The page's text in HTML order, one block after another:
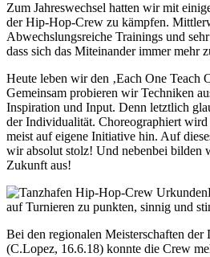
Zum Jahreswechsel hatten wir mit
der Hip-Hop-Crew zu kämpfen.
Abwechslungsreiche Trainings und
dass sich das Miteinander immer mehr
Heute leben wir den ‚Each One Teach
Gemeinsam probieren wir Techniken
Inspiration und Input. Denn letztlich
der Individualität. Choreographiert
meist auf eigene Initiative hin. Auf
wir absolut stolz! Und nebenbei bilden
Zukunft aus!
auf Turnieren zu punkten, sinnig und
Bei den regionalen Meisterschaften
(C.Lopez, 16.6.18) konnte die Crew